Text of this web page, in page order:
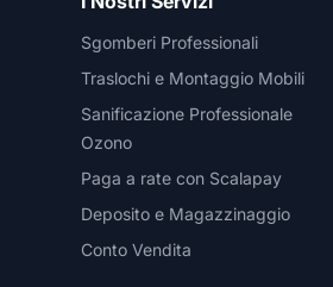
Sgomberi Professionali
Traslochi e Montaggio Mobili
Sanificazione Professionale
Ozono
Paga a rate con Scalapay
Deposito e Magazzinaggio
Conto Vendita